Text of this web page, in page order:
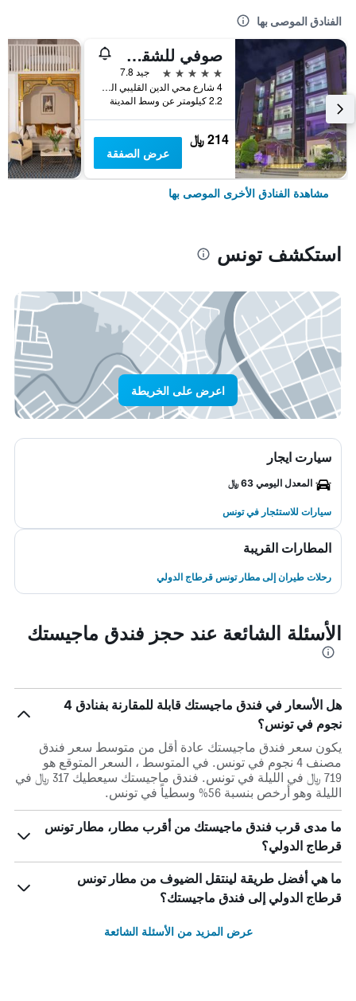
الفنادق الموصى بها
صوفي للشقق الفندقية
5 نجوم
جيد 7.8
4 شارع محي الدين القليبي المنار 2, تونس, تونس
2.2 كيلومتر عن وسط المدينة
214 ﷼
عرض الصفقة
مشاهدة الفنادق الأخرى الموصى بها
استكشف تونس
اعرض على الخريطة
سيارت ايجار
المعدل اليومي 63 ﷼
سيارات للاستئجار في تونس
المطارات القريبة
رحلات طيران إلى مطار تونس قرطاج الدولي
الأسئلة الشائعة عند حجز فندق ماجيستك
هل الأسعار في فندق ماجيستك قابلة للمقارنة بفنادق 4
نجوم في تونس؟
يكون سعر فندق ماجيستك عادة أقل من متوسط ​​سعر فندق
مصنف 4 نجوم في تونس. في المتوسط ، السعر المتوقع هو
719 ﷼ في الليلة في تونس. فندق ماجيستك سيعطيك 317 ﷼ في
الليلة وهو أرخص بنسبة 56% وسطياً في تونس.
ما مدى قرب فندق ماجيستك من أقرب مطار، مطار تونس
قرطاج الدولي؟
ما هي أفضل طريقة لينتقل الضيوف من مطار تونس
قرطاج الدولي إلى فندق ماجيستك؟
عرض المزيد من الأسئلة الشائعة